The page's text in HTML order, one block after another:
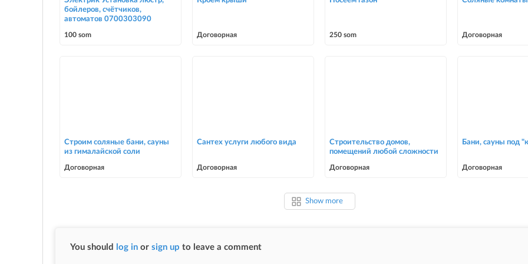
бойлеров, счётчиков,
автоматов 0700303090
100 som Договорная 250 som Договорная
Строим соляные бани, сауны
из гималайской соли
Договорная
Сантех услуги любого вида
Договорная
Строительство домов,
помещений любой сложности
Договорная
Бани, сауны под
Договорная
Show more
You should log in or sign up to leave a comment